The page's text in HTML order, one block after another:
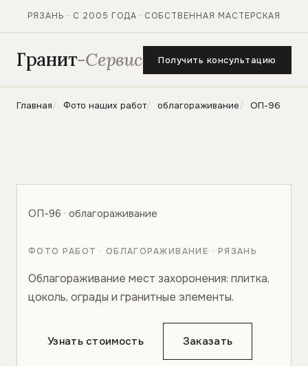
РЯЗАНЬ · С 2005 ГОДА · СОБСТВЕННАЯ МАСТЕРСКАЯ
Гранит-Сервис Получить консультацию
Главная Фото наших работ облагораживание ОП-96
ОП-96 · облагораживание
ФОТО РАБОТ · ОБЛАГОРАЖИВАНИЕ · РЯЗАНЬ
Облагораживание мест захоронения: плитка,
цоколь, ограды и гранитные элементы.
Узнать стоимость Заказать